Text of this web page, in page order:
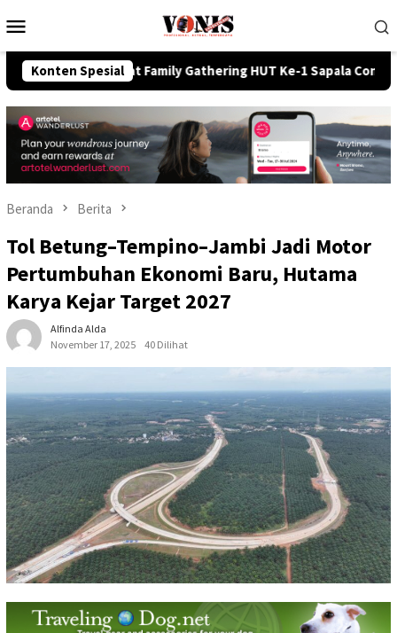
ke
Mobile
Konten Spesial
Lewat Family Gathering HUT Ke-1 Sapala Consultant RIY Law
Beranda Berita
Tol Betung–Tempino–Jambi Jadi Motor
Pertumbuhan Ekonomi Baru, Hutama
Karya Kejar Target 2027
Alfinda Alda
November 17, 2025
40 Dilihat